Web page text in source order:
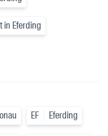
in Eferding
EF Eferding